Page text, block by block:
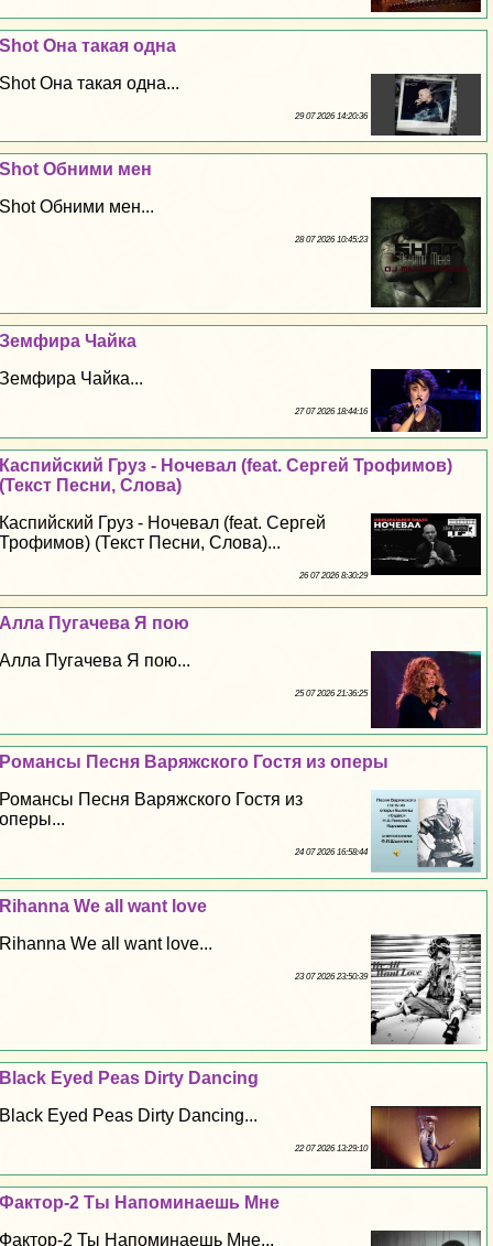
Shot Она такая одна
Shot Она такая одна...
29 07 2026 14:20:36
Shot Обними мен
Shot Обними мен...
28 07 2026 10:45:23
Земфира Чайка
Земфира Чайка...
27 07 2026 18:44:16
Каспийский Груз - Ночевал (feat. Сергeй Трофимов)
(Текст Песни, Слова)
Каспийский Груз - Ночевал (feat. Сергeй
Трофимов) (Текст Песни, Слова)...
26 07 2026 8:30:29
Алла Пугачева Я пою
Алла Пугачева Я пою...
25 07 2026 21:36:25
Романсы Песня Варяжского Гостя из оперы
Романсы Песня Варяжского Гостя из
оперы...
24 07 2026 16:58:44
Rihanna We all want love
Rihanna We all want love...
23 07 2026 23:50:39
Black Eyed Peas Dirty Dancing
Black Eyed Peas Dirty Dancing...
22 07 2026 13:29:10
Фактор-2 Ты Напоминаешь Мне
Фактор-2 Ты Напоминаешь Мне...